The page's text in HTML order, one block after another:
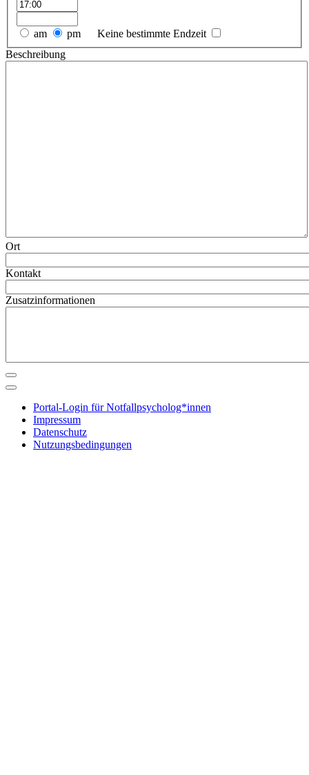
am pm
Keine bestimmte Endzeit
Beschreibung
Ort
Kontakt
Zusatzinformationen
Portal-Login für Notfallpsycholog*innen
Impressum
Datenschutz
Nutzungsbedingungen